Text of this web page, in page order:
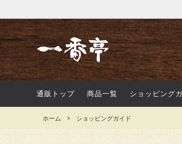
通販トップ 商品一覧 ショッピング
ホーム ショッピングガイド